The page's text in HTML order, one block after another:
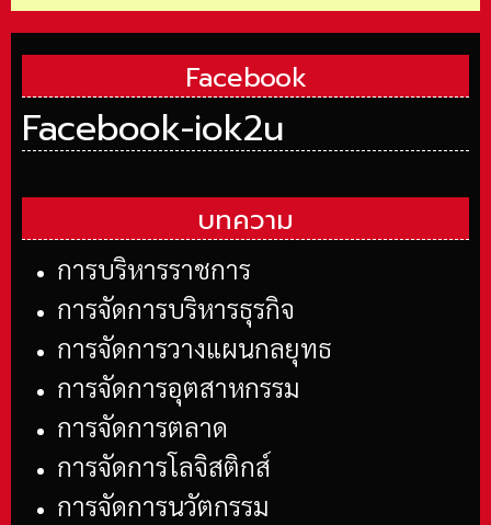
Facebook
Facebook-iok2u
บทความ
การบริหารราชการ
การจัดการบริหารธุรกิจ
การจัดการวางแผนกลยุทธ
การจัดการอุตสาหกรรม
การจัดการตลาด
การจัดการโลจิสติกส์
การจัดการนวัตกรรม